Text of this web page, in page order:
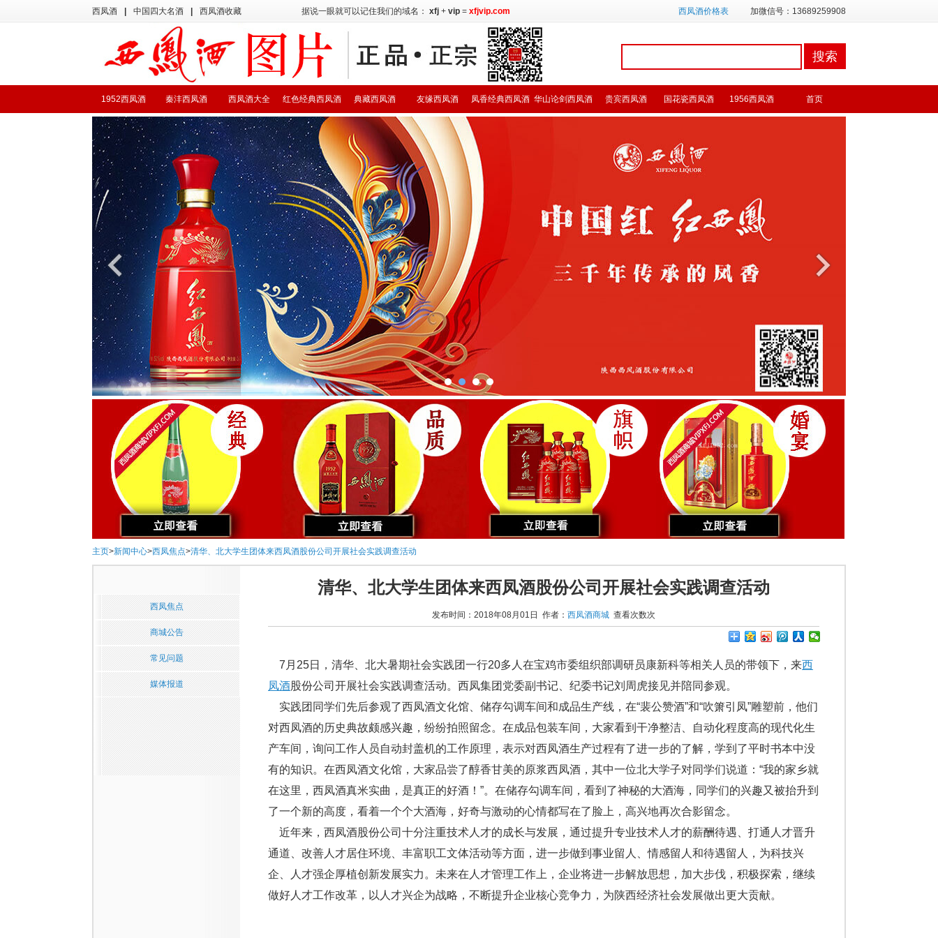
西凤酒 中国四大名酒 西凤酒收藏 据说一眼就可以记住我们的域名： xfj + vip = xfjvip.com 西凤酒价格表 加微信号：13689259908
首页
1956西凤酒
国花瓷西凤酒
贵宾西凤酒
华山论剑西凤酒
凤香经典西凤酒
友缘西凤酒
典藏西凤酒
红色经典西凤酒
西凤酒大全
秦沣西凤酒
1952西凤酒
主页>新闻中心>西凤焦点>清华、北大学生团体来西凤酒股份公司开展社会实践调查活动
西凤焦点
商城公告
常见问题
媒体报道
清华、北大学生团体来西凤酒股份公司开展社会实践调查活动
发布时间：2018年08月01日 作者： 西凤酒商城 查看次数次
7月25日，清华、北大暑期社会实践团一行20多人在宝鸡市委组织部调研员康新科等相关人员的带领下，来西
凤酒股份公司开展社会实践调查活动。西凤集团党委副书记、纪委书记刘周虎接见并陪同参观。
实践团同学们先后参观了西凤酒文化馆、储存勾调车间和成品生产线，在“裴公赞酒”和“吹箫引凤”雕塑前，他们
对西凤酒的历史典故颇感兴趣，纷纷拍照留念。在成品包装车间，大家看到干净整洁、自动化程度高的现代化生
产车间，询问工作人员自动封盖机的工作原理，表示对西凤酒生产过程有了进一步的了解，学到了平时书本中没
有的知识。在西凤酒文化馆，大家品尝了醇香甘美的原浆西凤酒，其中一位北大学子对同学们说道：“我的家乡就
在这里，西凤酒真米实曲，是真正的好酒！”。在储存勾调车间，看到了神秘的大酒海，同学们的兴趣又被抬升到
了一个新的高度，看着一个个大酒海，好奇与激动的心情都写在了脸上，高兴地再次合影留念。
近年来，西凤酒股份公司十分注重技术人才的成长与发展，通过提升专业技术人才的薪酬待遇、打通人才晋升
通道、改善人才居住环境、丰富职工文体活动等方面，进一步做到事业留人、情感留人和待遇留人，为科技兴
企、人才强企厚植创新发展实力。未来在人才管理工作上，企业将进一步解放思想，加大步伐，积极探索，继续
做好人才工作改革，以人才兴企为战略，不断提升企业核心竞争力，为陕西经济社会发展做出更大贡献。